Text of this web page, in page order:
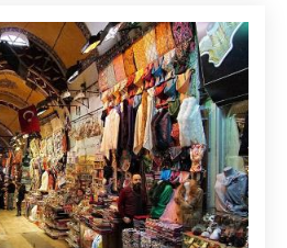
als Katalysator
Krise wirft damit nicht nur
und
der betroffenen Staaten
auf, sondern
und
Folgen in einer Region,
auch Folgen für